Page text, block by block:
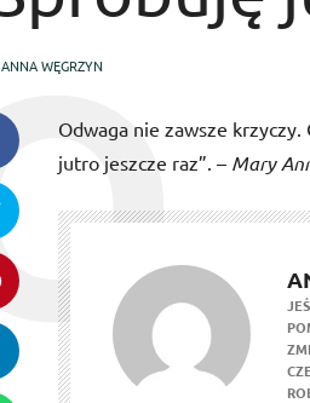
ANNA WĘGRZYN
Odwaga nie zawsze
jutro jeszcze raz”. – Mary